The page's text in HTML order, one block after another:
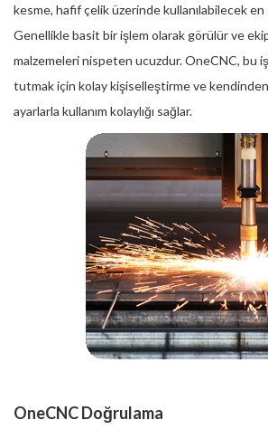
kesme, hafif çelik üzerinde kullanılabilecek
Genellikle basit bir işlem olarak görülür ve
malzemeleri nispeten ucuzdur. OneCNC, bu
tutmak için kolay kişiselleştirme ve kendinden
ayarlarla kullanım kolaylığı sağlar.
OneCNC Doğrulama